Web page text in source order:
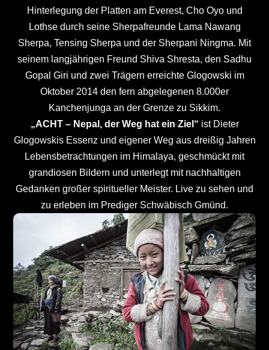
Hinterlegung der Platten am Everest, Cho Oyo und
Lothse durch seine Sherpafreunde Lama Nawang
Sherpa, Tensing Sherpa und der Sherpani Ningma. Mit
seinem langjährigen Freund Shiva Shresta, den Sadhu
Gopal Giri und zwei Trägern erreichte Glogowski im
Oktober 2014 den fern abgelegenen 8.000er
Kanchenjunga an der Grenze zu Sikkim.
„ACHT – Nepal, der Weg hat ein Ziel“ ist Dieter
Glogowskis Essenz und eigener Weg aus dreißig Jahren
Lebensbetrachtungen im Himalaya, geschmückt mit
grandiosen Bildern und unterlegt mit nachhaltigen
Gedanken großer spiritueller Meister. Live zu sehen und
zu erleben im Prediger Schwäbisch Gmünd.